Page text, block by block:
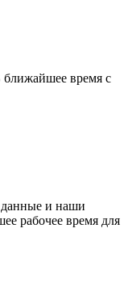
время с
данные и наши
рабочее время для